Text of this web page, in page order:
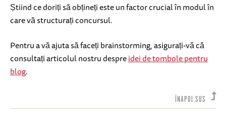
Știind ce doriți să obțineți este un factor crucial în modul în
care vă structurați concursul.
Pentru a vă ajuta să faceți brainstorming, asigurați-vă că
consultați articolul nostru despreidei de tombole pentru
blog.
ÎNAPOI SUS